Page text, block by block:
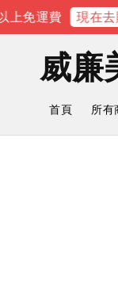
運費 現在去購
威廉
首頁 所有